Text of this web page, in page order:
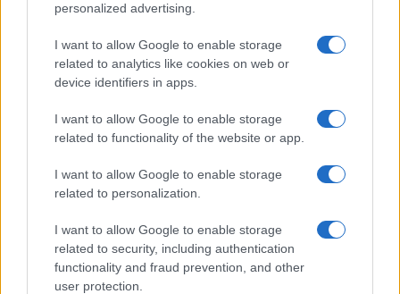
personalized advertising.
I want to allow Google to enable storage
related to analytics like cookies on web or
device identifiers in apps.
I want to allow Google to enable storage
related to functionality of the website or app.
I want to allow Google to enable storage
related to personalization.
I want to allow Google to enable storage
related to security, including authentication
functionality and fraud prevention, and other
user protection.
Νέο Audi A2 e-tron με στόχο την κορυφή της
αποδοτικότητας
Εθνική Κορασίδων:
Απέναντι στη Δανία για το
2/2 στο Ευρωμπάσκετ (live
Θεσσαλονίκη ο Τρινκέρι